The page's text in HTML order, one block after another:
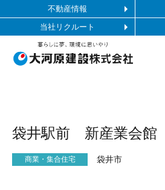
不動産情報
当社リクルート
施工ギャラリー
袋井駅前 新産業会館
商業・集合住宅 袋井市